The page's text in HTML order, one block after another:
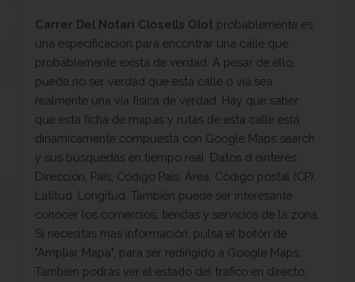
Carrer Del Notari Closells Olot probablemente es
una especificación para encontrar una calle que
probablemente exista de verdad. A pesar de ello,
puede no ser verdad que esta calle o vía sea
realmente una vía física de verdad. Hay que saber
que esta ficha de mapas y rutas de esta calle está
dinamicamente compuesta con Google Maps search
y sus busquedas en tiempo real. Datos d einterés:
Dirección, País, Código País, Área, Código postal (CP),
Latitud, Longitud. También puede ser interesante
conocer los comercios, tiendas y servicios de la zona.
Si necesitas mas información, pulsa el botón de
"Ampliar Mapa", para ser redirigido a Google Maps.
También podrás ver el estado del tráfico en directo,